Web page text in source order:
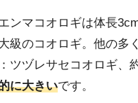
ンマコオロギは体長
級のコオロギ。他の多
ツヅレサセコオロギ、
に大きいです。